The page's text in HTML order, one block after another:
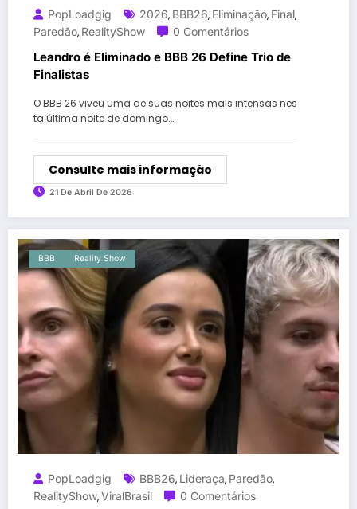
PopLoadgig 2026, BBB26, Eliminação, Final,
Paredão, RealityShow 0 Comentários
Leandro é Eliminado e BBB 26 Define Trio de
Finalistas
O BBB 26 viveu uma de suas noites mais intensas nes
ta última noite de domingo.…
Consulte mais informação
21 De Abril De 2026
BBB Reality Show
PopLoadgig BBB26, Lideraça, Paredão,
RealityShow,ViralBrasil 0 Comentários